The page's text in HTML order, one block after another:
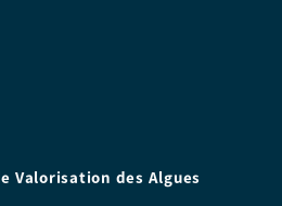
Valorisation des Algues